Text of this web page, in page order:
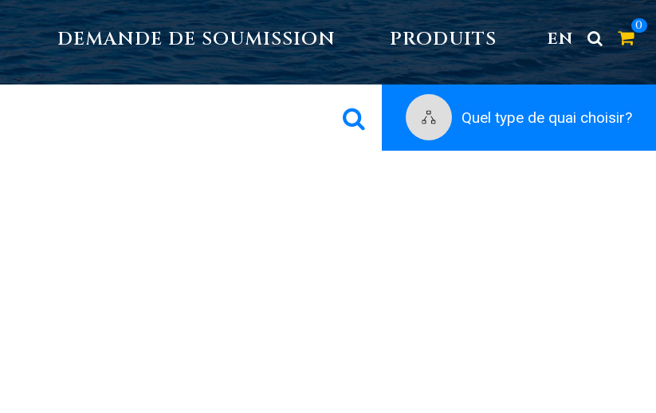
DEMANDE DE SOUMISSION PRODUITS EN
0
Quel type de quai choisir?